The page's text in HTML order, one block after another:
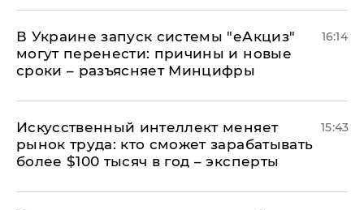
В Украине запуск системы "еАкциз"
могут перенести: причины и новые
сроки – разъясняет Минцифры
16:14
Искусственный интеллект меняет
рынок труда: кто сможет зарабатывать
более $100 тысяч в год – эксперты
15:43